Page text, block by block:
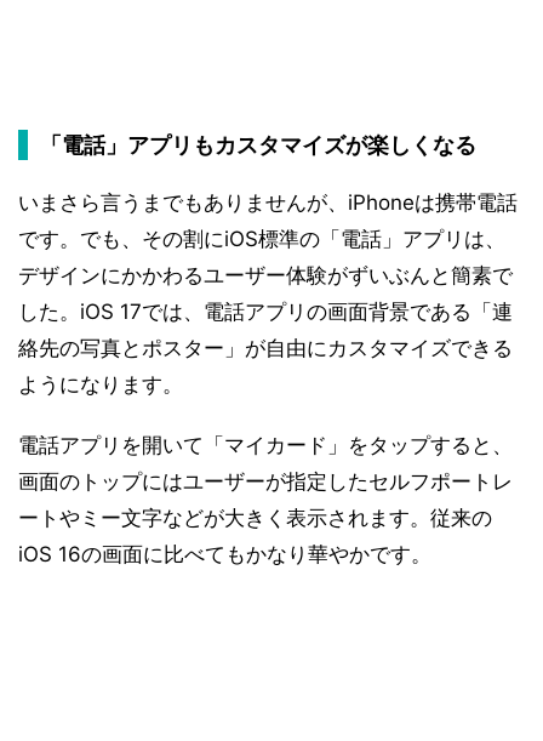
「電話」アプリもカスタマイズが楽しくなる
いまさら言うまでもありませんが、iPhoneは携帯電話
です。でも、その割にiOS標準の「電話」アプリは、
デザインにかかわるユーザー体験がずいぶんと簡素で
した。iOS 17では、電話アプリの画面背景である「連
絡先の写真とポスター」が自由にカスタマイズできる
ようになります。
電話アプリを開いて「マイカード」をタップすると、
画面のトップにはユーザーが指定したセルフポートレ
ートやミー文字などが大きく表示されます。従来の
iOS 16の画面に比べてもかなり華やかです。